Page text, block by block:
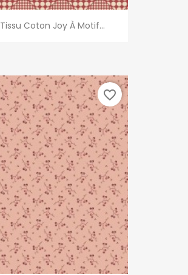
Tissu Coton Joy À Motif...
favorite_border